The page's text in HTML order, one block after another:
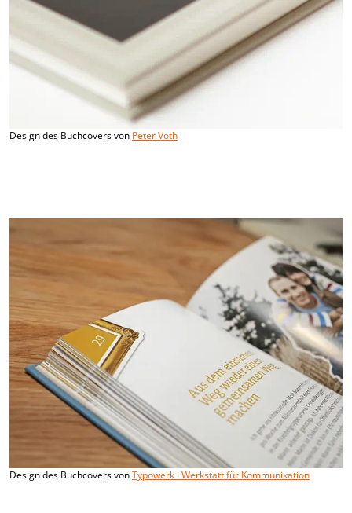
Design des Buchcovers von Peter Voth
Design des Buchcovers vonTypowerk · Werkstatt für Kommunikation